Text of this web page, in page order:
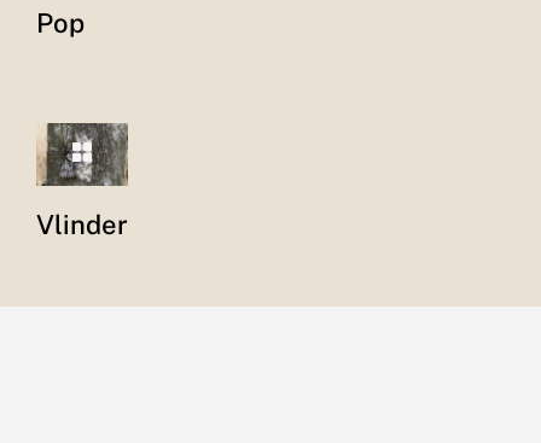
Pop
Vlinder